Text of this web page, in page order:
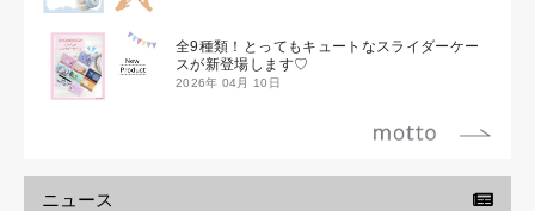
全9種類！とってもキュートなスライダーケー
スが新登場します♡
2026年 04月 10日
ニュース